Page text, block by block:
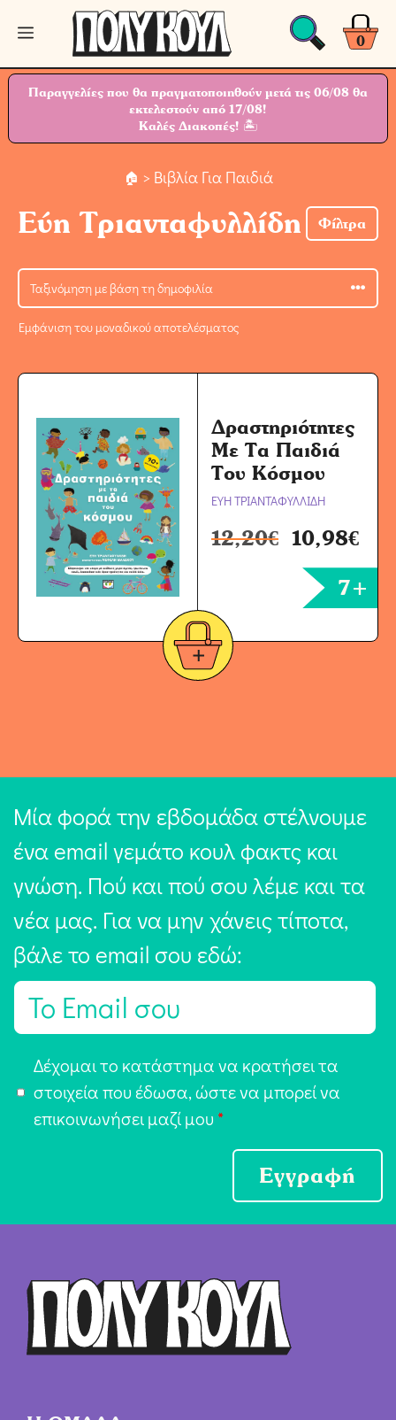
Μετάβαση
περιεχόμενο
0
Μενού
Παραγγελίες που θα πραγματοποιηθούν μετά τις 06/08 θα
εκτελεστούν από 17/08!
Καλές Διακοπές! 🏝
> Βιβλία Για Παιδιά
Εύη Τριανταφυλλίδη Φίλτρα
Εμφάνιση του μοναδικού αποτελέσματος
Δραστηριότητες
Με Τα Παιδιά
Του Κόσμου
ΕΥΗ ΤΡΙΑΝΤΑΦΥΛΛΙΔΗ
12,20€ 10,98€
7+
Μία φορά την εβδομάδα στέλνουμε
ένα email γεμάτο κουλ φακτς και
γνώση. Πού και πού σου λέμε και τα
νέα μας. Για να μην χάνεις τίποτα,
βάλε το email σου εδώ:
E
π
ή
Δέχομαι το κατάστημα να κρατήσει τα
στοιχεία που έδωσα, ώστε να μπορεί να
επικοινωνήσει μαζί μου *
Εγγραφή